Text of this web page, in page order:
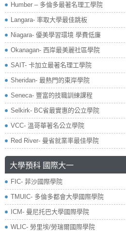
Humber – 多倫多最著名理工學院
Langara- 率取大學最佳跳板
Niagara- 優美學習環境 學費低廉
Okanagan- 西岸最美麗社區學院
SAIT- 卡加立最著名理工學院
Sheridan- 最熱門的東岸學院
Seneca- 豐富的技職訓練課程
Selkirk- BC省最實惠的公立學院
VCC- 溫哥華著名公立學院
Red River- 曼省就業率最佳學院
大學預科 國際大一
FIC- 菲沙國際學院
TMUIC- 多倫多都會大學國際學院
ICM- 曼尼托巴大學國際學院
WLIC- 勞里埃/勞瑞爾國際學院